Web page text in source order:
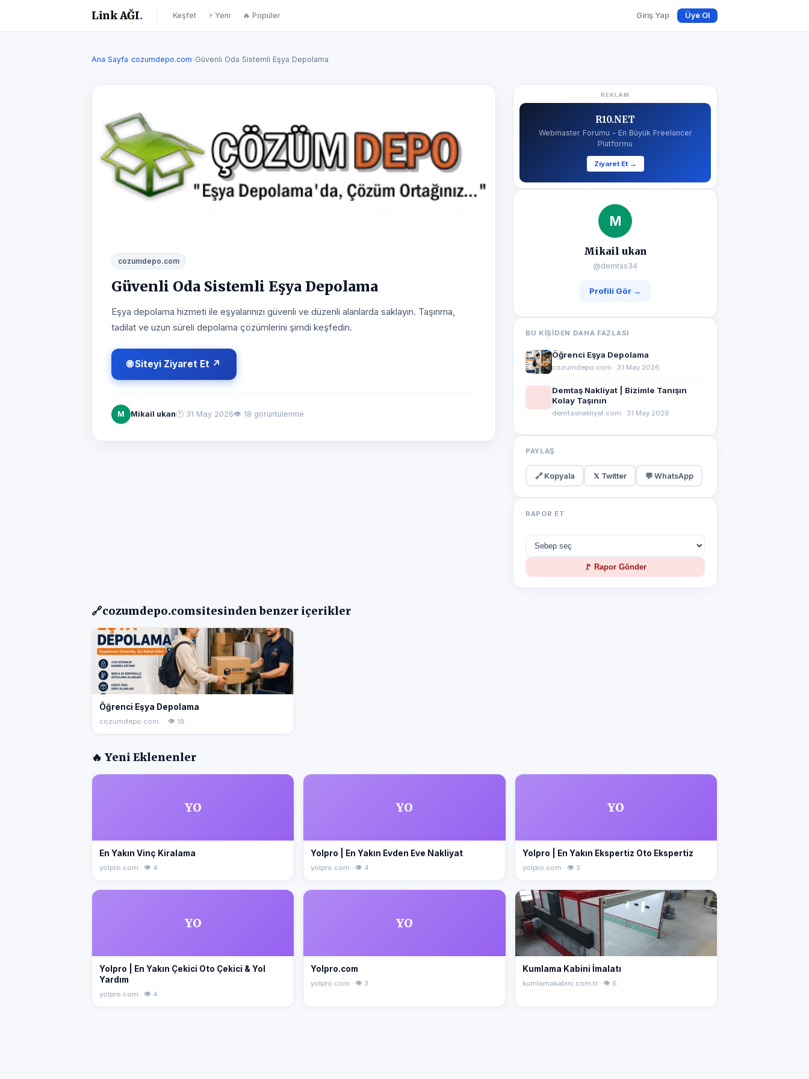
Link AĞI. Keşfet ⚡ Yeni 🔥 Popüler Giriş Yap Üye Ol
Ana Sayfa›cozumdepo.com›Güvenli Oda Sistemli Eşya Depolama
cozumdepo.com
Güvenli Oda Sistemli Eşya Depolama
Eşya depolama hizmeti ile eşyalarınızı güvenli ve düzenli alanlarda saklayın. Taşınma,
tadilat ve uzun süreli depolama çözümlerini şimdi keşfedin.
🌐 Siteyi Ziyaret Et ↗
M Mikail ukan🕐 31 May 2026👁 18 görüntülenme
REKLAM
R10.NET
Webmaster Forumu - En Büyük Freelancer
Platformu
Ziyaret Et →
M
Mikail ukan
@demtas34
Profili Gör →
BU KIŞIDEN DAHA FAZLASI
Öğrenci Eşya Depolama
cozumdepo.com · 31 May 2026
Demtaş Nakliyat | Bizimle Tanışın
Kolay Taşının
demtasnakliyat.com · 31 May 2026
PAYLAŞ
🔗 Kopyala 𝕏 Twitter 💬 WhatsApp
RAPOR ET
🚩 Rapor Gönder
🔗cozumdepo.comsitesinden benzer içerikler
Öğrenci Eşya Depolama
cozumdepo.com · 👁 18
🔥 Yeni Eklenenler
YO
En Yakın Vinç Kiralama
yolpro.com · 👁 4
YO
Yolpro | En Yakın Evden Eve Nakliyat
yolpro.com · 👁 4
YO
Yolpro | En Yakın Ekspertiz Oto Ekspertiz
yolpro.com · 👁 3
YO
Yolpro | En Yakın Çekici Oto Çekici & Yol
Yardım
yolpro.com · 👁 4
YO
Yolpro.com
yolpro.com · 👁 3
Kumlama Kabini İmalatı
kumlamakabini.com.tr · 👁 6